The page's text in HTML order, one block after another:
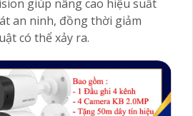
giúp nâng cao hiệu suất
an ninh, đồng thời giảm
có thể xảy ra.